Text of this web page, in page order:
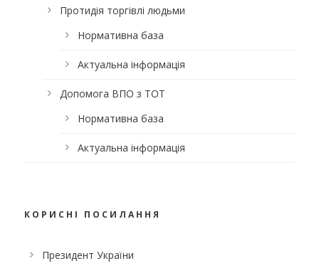
Протидія торгівлі людьми
Нормативна база
Актуальна інформація
Допомога ВПО з ТОТ
Нормативна база
Актуальна інформація
КОРИСНІ ПОСИЛАННЯ
Президент України